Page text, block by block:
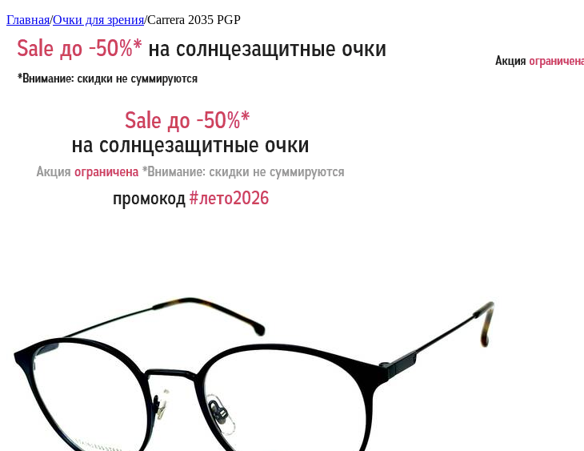
Главная/Очки для зрения/Carrera 2035 PGP